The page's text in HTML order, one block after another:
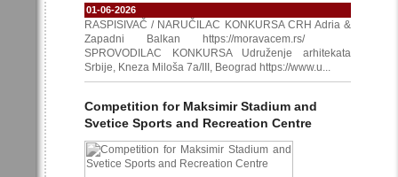
01-06-2026
RASPISIVAČ / NARUČILAC KONKURSA CRH Adria &
Zapadni Balkan https://moravacem.rs/
SPROVODILAC KONKURSA Udruženje arhitekata
Srbije, Kneza Miloša 7a/III, Beograd https://www.u...
Competition for Maksimir Stadium and
Svetice Sports and Recreation Centre